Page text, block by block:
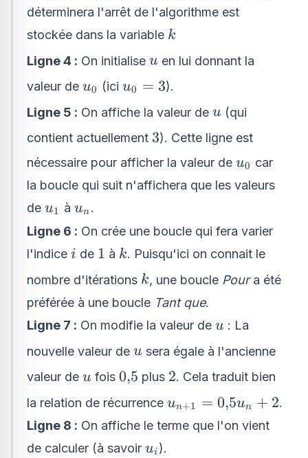
déterminera l'arrêt de l'algorithme est
stockée dans la variable k
k
Ligne 4 : On initialise u
u en lui donnant la
valeur de u_{0}
u0 (ici u_{0}=3
u0 = 3).
Ligne 5 : On affiche la valeur de u
u (qui
contient actuellement 3
3). Cette ligne est
nécessaire pour afficher la valeur de u_{0}
u0 car
la boucle qui suit n'affichera que les valeurs
de u_{1}
u1 à u_{n}
un .
Ligne 6 : On crée une boucle qui fera varier
l'indice i
i de 1
1 à k
k. Puisqu'ici on connait le
nombre d'itérations k
k, une boucle Poura été
préférée à une boucle Tant que.
Ligne 7 : On modifie la valeur de u
u : La
nouvelle valeur de u
u sera égale à l'ancienne
valeur de u
u fois 0{,}5
0,5 plus 2
2. Cela traduit bien
la relation de récurrence u_{n+1}=
0{,}5u_{n}+2
un+1 = 0,5un + 2.
Ligne 8 : On affiche le terme que l'on vient
de calculer (à savoir u_{i}
ui ).